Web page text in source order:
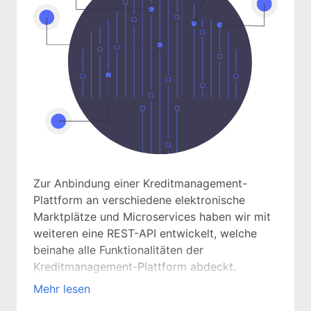
Zur Anbindung einer Kreditmanagement-
Plattform an verschiedene elektronische
Marktplätze und Microservices haben wir mit
weiteren eine REST-API entwickelt, welche
beinahe alle Funktionalitäten der
Kreditmanagement-Plattform abdeckt.
Darüber hinaus haben wir mit weiteren eine
Mehr lesen